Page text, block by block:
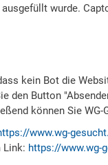
wurde.
kein Bot die
den Button
können Sie
www.wg-
Link: https://www.wg-